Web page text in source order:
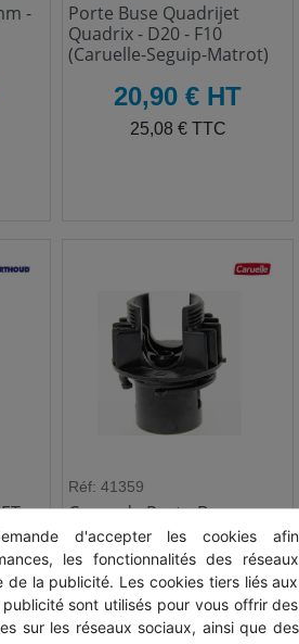
-
Porte Buse Quadrijet
Quadrix - D20 - F10
(Caruelle-Seguip-Matrot)
20,90 € HT
25,08 € TTC
Réf: 41359
Corps de Porte-Buse
Quadrix ø 20
HT 6,85 € HT
TTC 8,22 € TTC
d'accepter les cookies afin
les fonctionnalités des réseaux
de la publicité. Les cookies tiers liés aux
sont utilisés pour vous offrir des
sur les réseaux sociaux, ainsi que des